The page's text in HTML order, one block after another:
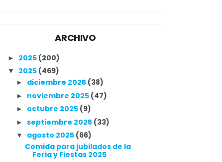
ARCHIVO
► 2026 (200)
▼ 2025 (469)
► diciembre 2025 (38)
► noviembre 2025 (47)
► octubre 2025 (9)
► septiembre 2025 (33)
▼ agosto 2025 (66)
Comida para jubilados de la
Feria y Fiestas 2025